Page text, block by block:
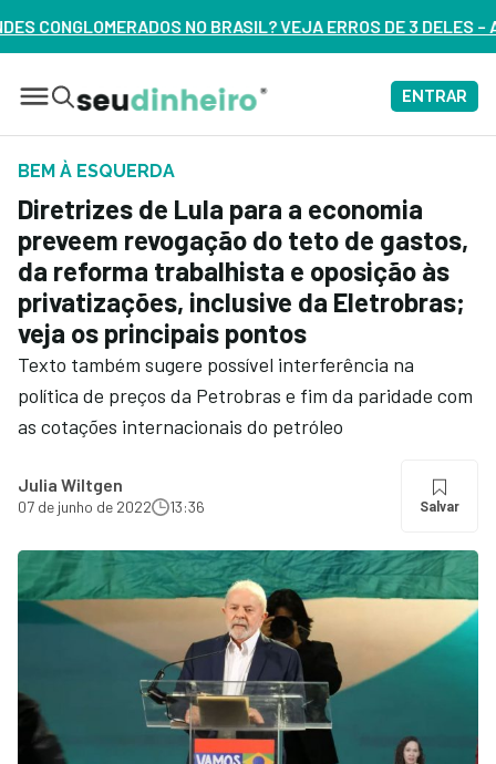
VEJA ERROS DE 3 DELES – ASSISTA AGORA
ENTRAR
BEM À ESQUERDA
Diretrizes de Lula para a economia
preveem revogação do teto de gastos,
da reforma trabalhista e oposição às
privatizações, inclusive da Eletrobras;
veja os principais pontos
Texto também sugere possível interferência na
política de preços da Petrobras e fim da paridade com
as cotações internacionais do petróleo
Julia Wiltgen
07 de junho de 2022 13:36 Salvar